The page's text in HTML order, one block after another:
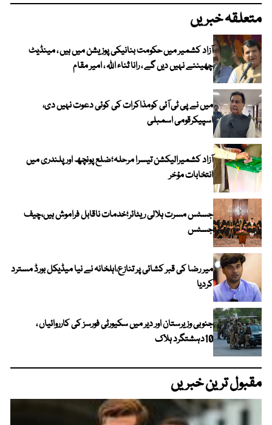
متعلقہ خبریں
آزاد کشمیر میں حکومت بنانیکی پوزیشن میں ہیں ، مینڈیٹ
چھیننے نہیں دیں گے ، رانا ثناء اللہ ، امیر مقام
میں نے پی ٹی آئی کومذاکرات کی کوئی دعوت نہیں دی،
اسپیکرقومی اسمبلی
آزاد کشمیرالیکشن تیسرا مرحلہ؛ضلع پونچھ اور پلندری میں
انتخابات مؤخر
جسٹس مسرت ہلالی ریٹائر؛خدمات ناقابل فراموش ہیں،چیف
جسٹس
میر رضا کی قبر کشائی پر تنازع،اہلخانہ نے نیا میڈیکل بورڈ مسترد
کردیا
جنوبی وزیرستان اور دیر میں سکیورٹی فورسز کی کارروائیاں ،
10دہشتگرد ہلاک
مقبول ترین خبریں